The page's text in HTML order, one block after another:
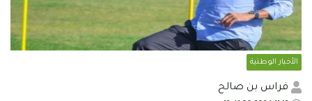
الأخبار الوطنية
فراس بن صالح